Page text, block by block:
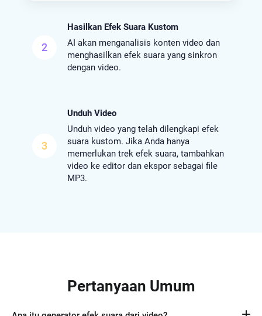
2
Hasilkan Efek Suara Kustom
AI akan menganalisis konten video dan
menghasilkan efek suara yang sinkron
dengan video.
3
Unduh Video
Unduh video yang telah dilengkapi efek
suara kustom. Jika Anda hanya
memerlukan trek efek suara, tambahkan
video ke editor dan ekspor sebagai file
MP3.
Pertanyaan Umum